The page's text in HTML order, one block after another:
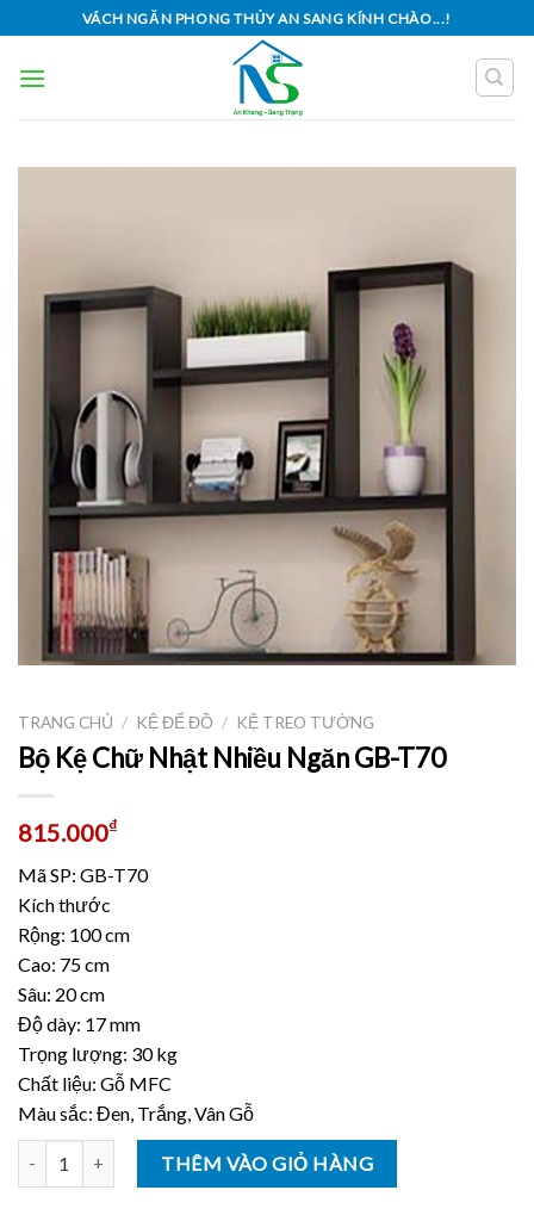
to
content
VÁCH NGĂN PHONG THỦY AN SANG KÍNH CHÀO...!
TRANG CHỦ / KỆ ĐỂ ĐỒ / KỆ TREO TƯỜNG
Bộ Kệ Chữ Nhật Nhiều Ngăn GB-T70
815.000₫
Mã SP: GB-T70
Kích thước
Rộng: 100 cm
Cao: 75 cm
Sâu: 20 cm
Độ dày: 17 mm
Trọng lượng: 30 kg
Chất liệu: Gỗ MFC
Màu sắc: Đen, Trắng, Vân Gỗ
THÊM VÀO GIỎ HÀNG